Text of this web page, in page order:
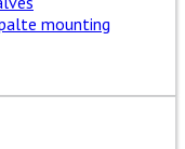
mounting